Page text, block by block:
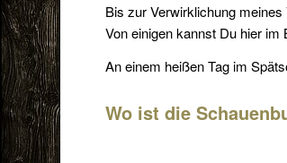
Bis zur Verwirklichung
Von einigen kannst Du hier im
An einem heißen Tag im
Wo ist die